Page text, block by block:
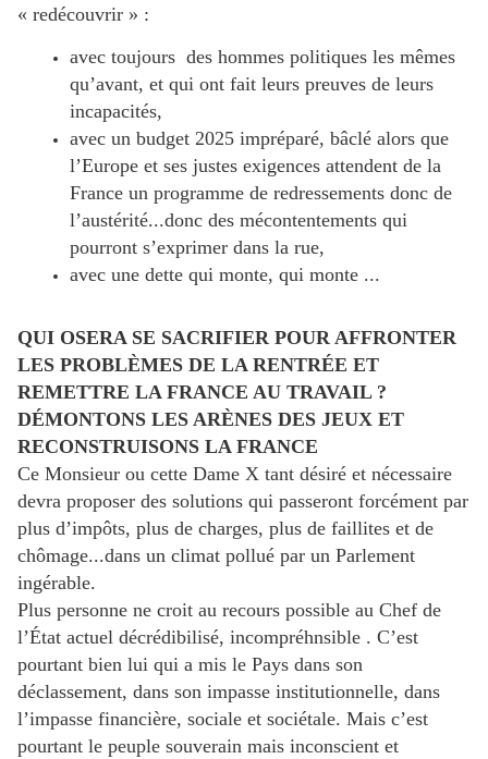
« redécouvrir » :
avec toujours des hommes politiques les mêmes
qu’avant, et qui ont fait leurs preuves de leurs
incapacités,
avec un budget 2025 impréparé, bâclé alors que
l’Europe et ses justes exigences attendent de la
France un programme de redressements donc de
l’austérité...donc des mécontentements qui
pourront s’exprimer dans la rue,
avec une dette qui monte, qui monte ...
QUI OSERA SE SACRIFIER POUR AFFRONTER
LES PROBLÈMES DE LA RENTRÉE ET
REMETTRE LA FRANCE AU TRAVAIL ?
DÉMONTONS LES ARÈNES DES JEUX ET
RECONSTRUISONS LA FRANCE
Ce Monsieur ou cette Dame X tant désiré et nécessaire
devra proposer des solutions qui passeront forcément par
plus d’impôts, plus de charges, plus de faillites et de
chômage...dans un climat pollué par un Parlement
ingérable.
Plus personne ne croit au recours possible au Chef de
l’État actuel décrédibilisé, incompréhnsible . C’est
pourtant bien lui qui a mis le Pays dans son
déclassement, dans son impasse institutionnelle, dans
l’impasse financière, sociale et sociétale. Mais c’est
pourtant le peuple souverain mais inconscient et